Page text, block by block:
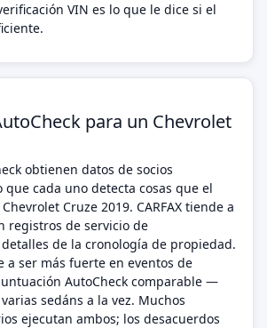
VIN es lo que le dice si el
para un Chevrolet
obtienen datos de socios
cada uno detecta cosas que el
Cruze 2019. CARFAX tiende a
registros de servicio de
de la cronología de propiedad.
a ser más fuerte en eventos de
AutoCheck comparable —
sedáns a la vez. Muchos
ejecutan ambos; los desacuerdos